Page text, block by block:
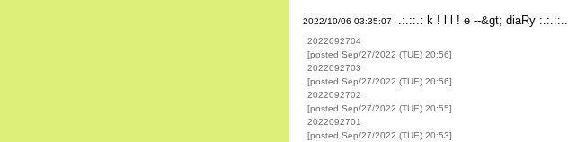
2022/10/06 03:35:07 .:.::.: k ! l l ! e --&gt; diaRy :.:.::..
2022092704
[posted Sep/27/2022 (TUE) 20:56]
2022092703
[posted Sep/27/2022 (TUE) 20:56]
2022092702
[posted Sep/27/2022 (TUE) 20:55]
2022092701
[posted Sep/27/2022 (TUE) 20:53]